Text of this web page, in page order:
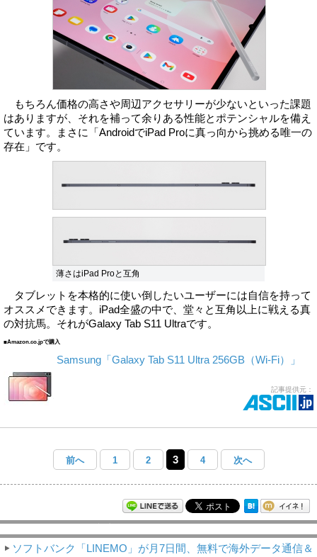
もちろん価格の高さや周辺アクセサリーが少ないといった課題
はありますが、それを補って余りある性能とポテンシャルを備え
ています。まさに「AndroidでiPad Proに真っ向から挑める唯一の
存在」です。
薄さはiPad Proと互角
タブレットを本格的に使い倒したいユーザーには自信を持って
オススメできます。iPad全盛の中で、堂々と互角以上に戦える真
の対抗馬。それがGalaxy Tab S11 Ultraです。
■Amazon.co.jpで購入
Samsung「Galaxy Tab S11 Ultra 256GB（Wi-Fi）」
記事提供元：
前へ 1 2 3 4 次へ
ソフトバンク「LINEMO」が月7日間、無料で海外データ通信＆